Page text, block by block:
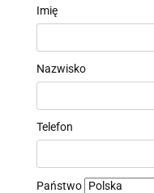
Imię
Nazwisko
Telefon
Państwo